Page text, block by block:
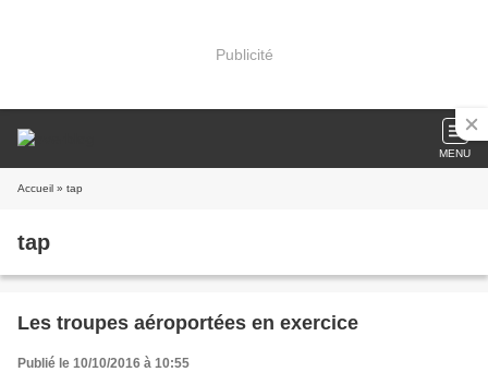
Publicité
MENU
Accueil » tap
tap
Les troupes aéroportées en exercice
Publié le 10/10/2016 à 10:55